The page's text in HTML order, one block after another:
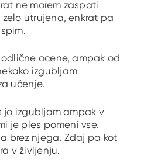
ne morem zaspati
zelo utrujena, enkrat pa
ocene, ampak od
izgubljam
učenje.
jo izgubljam ampak v
je ples pomeni vse.
brez njega. Zdaj pa kot
v življenju.